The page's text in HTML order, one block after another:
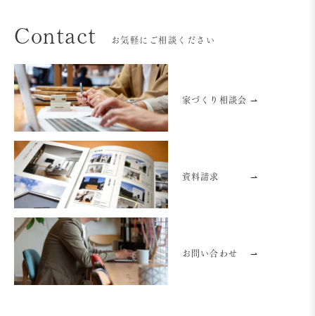
Contact お気軽にご相談ください
家づくり相談会 ⇀
資料請求 ⇀
お問い合わせ ⇀